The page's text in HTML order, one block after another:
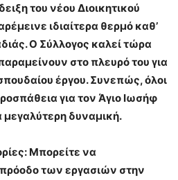
του νέου Διοικητικού
ιδιαίτερα θερμό καθ’
Ο Σύλλογος καλεί τώρα
στο πλευρό του για
έργου. Συνεπώς, όλοι
για τον Άγιο Ιωσήφ
δυναμική.
Μπορείτε να
των εργασιών στην